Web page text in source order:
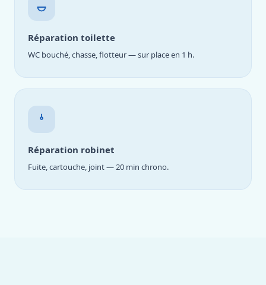
Réparation toilette
WC bouché, chasse, flotteur — sur place en 1 h.
Réparation robinet
Fuite, cartouche, joint — 20 min chrono.